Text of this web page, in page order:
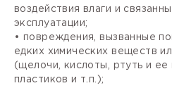
воздействия влаги и
эксплуатации;
• повреждения, вызванные
едких химических веществ
(щелочи, кислоты, ртуть и ее
пластиков и т.п.);